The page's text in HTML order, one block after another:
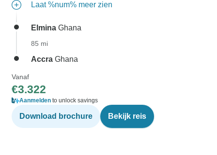
Laat %num% meer zien
Elmina Ghana
85 mi
Accra Ghana
Vanaf
€3.322
Aanmelden to unlock savings
Download brochure Bekijk reis